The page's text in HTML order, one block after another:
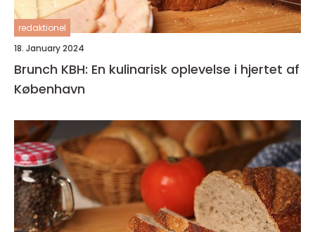
redaktionel
18. January 2024
Brunch KBH: En kulinarisk oplevelse i hjertet af
København